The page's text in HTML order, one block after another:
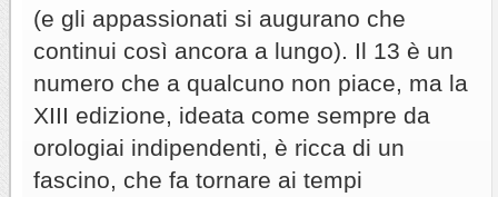
(e gli appassionati si augurano che
continui così ancora a lungo). Il 13 è un
numero che a qualcuno non piace, ma la
XIII edizione, ideata come sempre da
orologiai indipendenti, è ricca di un
fascino, che fa tornare ai tempi